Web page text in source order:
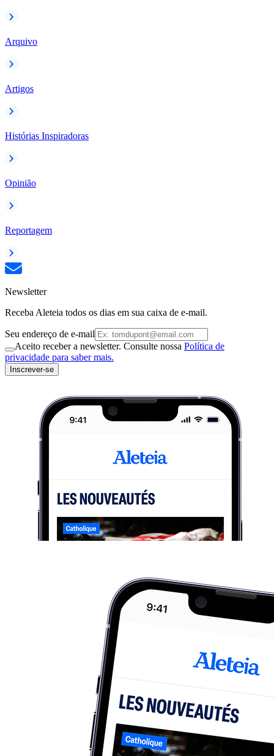
Arquivo
Artigos
Histórias Inspiradoras
Opinião
Reportagem
Newsletter
Receba Aleteia todos os dias em sua caixa de e-mail.
Seu endereço de e-mail
Aceito receber a newsletter. Consulte nossa Política de
privacidade para saber mais.
Inscrever-se